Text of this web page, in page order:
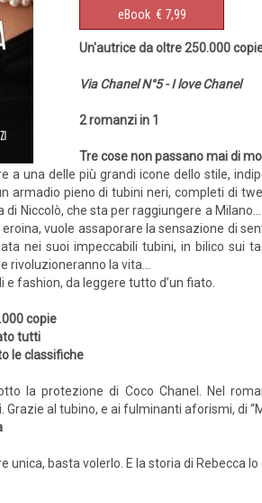
eBook € 7,99
Un'autrice da oltre 250.000
Via Chanel N°5 - I love Chanel
2 romanzi in 1
​Tre cose non passano mai di
a una delle più grandi icone dello stile,
armadio pieno di tubini neri, completi di
Niccolò, che sta per raggiungere a
vuole assaporare la sensazione di
nei suoi impeccabili tubini, in bilico sui
rivoluzioneranno la vita…
e fashion, da leggere tutto d’un fiato.
copie
tutti
le classifiche
la protezione di Coco Chanel. Nel
al tubino, e ai fulminanti aforismi, di
unica, basta volerlo. E la storia di Rebecca